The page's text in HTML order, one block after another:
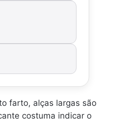
farto, alças largas são
costuma indicar o